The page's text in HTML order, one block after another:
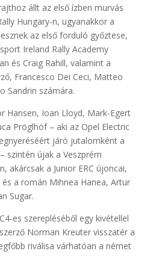
állt az első ízben murvás
Hungary-n, ugyanakkor a
az első forduló győztese,
Ireland Rally Academy
és Craig Rahill, valamint a
Francesco Dei Ceci, Matteo
Sandrin számára.
Hansen, Ioan Lloyd, Mark-Egert
Pröglhöf – aki az Opel Electric
járó jutalomként a
szintén újak a Veszprém
akárcsak a Junior ERC újoncai,
a román Mihnea Hanea, Artur
Sugar.
es szerepléséből egy kivétellel
Norman Kreuter visszatér a
riválisa várhatóan a német